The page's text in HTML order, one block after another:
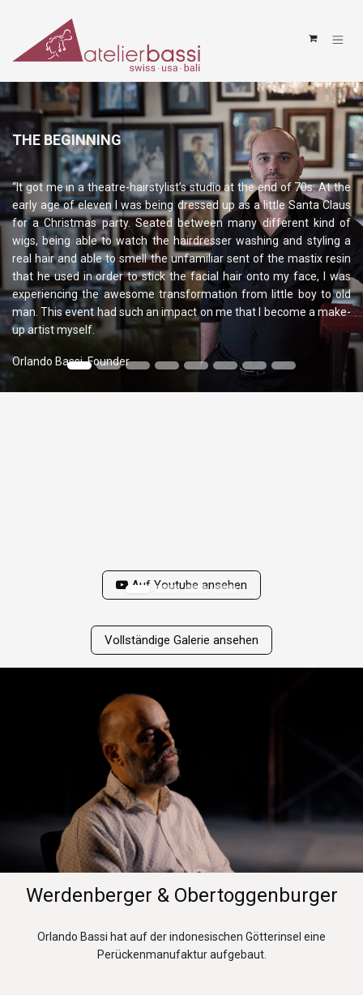
THE BEGINNING
“It got me in a theatre-hairstylist’s studio at the end of 70s: At the
early age of eleven I was being dressed up as a little Santa Claus
for a Christmas party. Seated between many different kind of
wigs, being able to watch the hairdresser washing and styling a
real hair and able to smell the unfamiliar sent of the mastix resin
that he used in order to stick the facial hair onto my face, I was
experiencing the awesome transformation from little boy to old
man. This event had such an impact on me that I become a make-
up artist myself.
Orlando Bassi, Founder
Auf Youtube ansehen
Vollständige Galerie ansehen
Werdenberger & Obertoggenburger
Orlando Bassi hat auf der indonesischen Götterinsel eine
Perückenmanufaktur aufgebaut.​